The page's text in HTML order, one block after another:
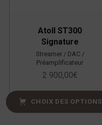
Atoll ST300
Signature
Streamer / DAC /
Préamplificateur
2 900,00€
CHOIX DES OPTIONS